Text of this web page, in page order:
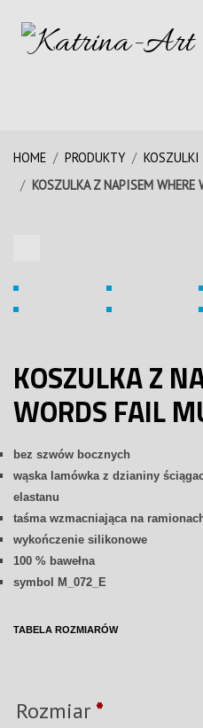
HOME PRODUKTY
KOSZULKI
KOSZULKA Z NAPISEM WHERE
KOSZULKA Z
WORDS FAIL
bez szwów bocznych
wąska lamówka z dzianiny
elastanu
taśma wzmacniająca na
wykończenie silikonowe
100 % bawełna
symbol M_072_E
TABELA ROZMIARÓW
Rozmiar *